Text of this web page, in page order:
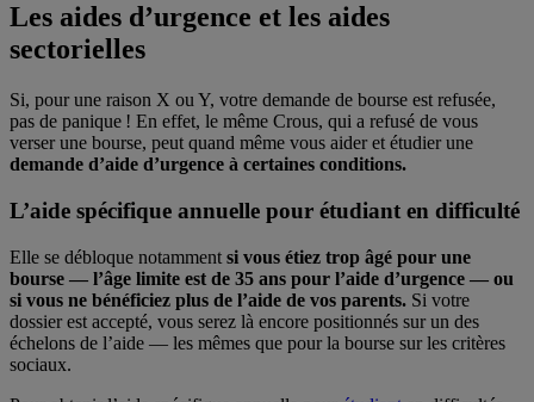
Les aides d’urgence et les aides
sectorielles
Si, pour une raison X ou Y, votre demande de bourse est refusée,
pas de panique ! En effet, le même Crous, qui a refusé de vous
verser une bourse, peut quand même vous aider et étudier une
demande d’aide d’urgence à certaines conditions.
L’aide spécifique annuelle pour étudiant en difficulté
Elle se débloque notamment si vous étiez trop âgé pour une
bourse — l’âge limite est de 35 ans pour l’aide d’urgence — ou
si vous ne bénéficiez plus de l’aide de vos parents. Si votre
dossier est accepté, vous serez là encore positionnés sur un des
échelons de l’aide — les mêmes que pour la bourse sur les critères
sociaux.